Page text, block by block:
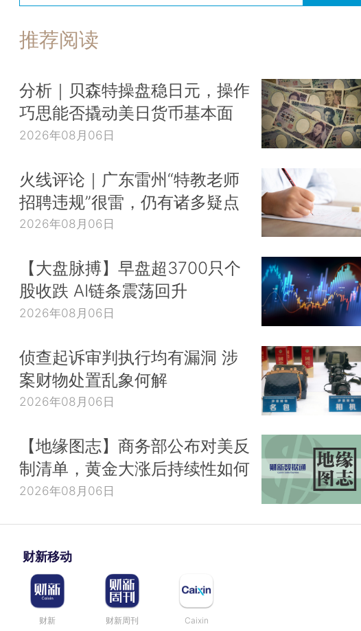
推荐阅读
分析｜贝森特操盘稳日元，操作
巧思能否撬动美日货币基本面
2026年08月06日
火线评论｜广东雷州“特教老师
招聘违规”很雷，仍有诸多疑点
2026年08月06日
【大盘脉搏】早盘超3700只个
股收跌 AI链条震荡回升
2026年08月06日
侦查起诉审判执行均有漏洞 涉
案财物处置乱象何解
2026年08月06日
【地缘图志】商务部公布对美反
制清单，黄金大涨后持续性如何
2026年08月06日
财新移动
财新 财新周刊 Caixin